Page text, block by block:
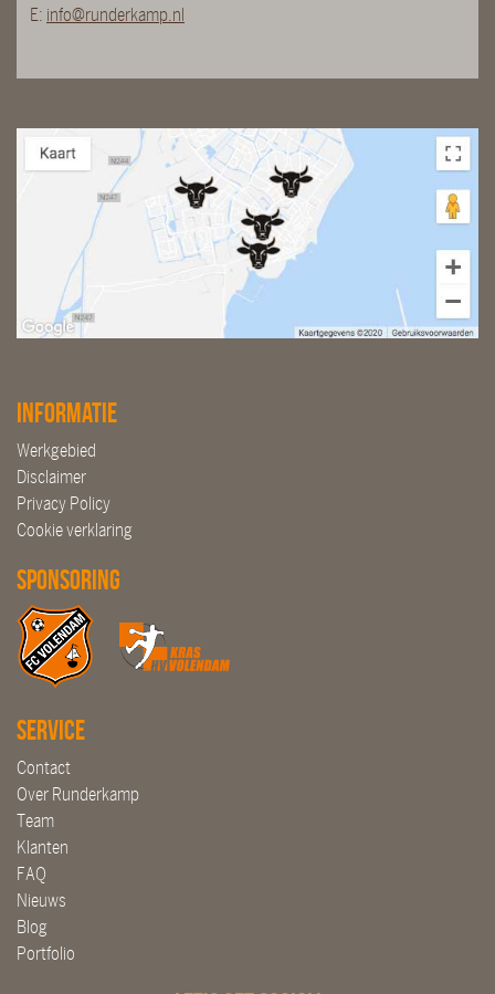
E: info@runderkamp.nl
Informatie
Werkgebied
Disclaimer
Privacy Policy
Cookie verklaring
Sponsoring
Service
Contact
Over Runderkamp
Team
Klanten
FAQ
Nieuws
Blog
Portfolio